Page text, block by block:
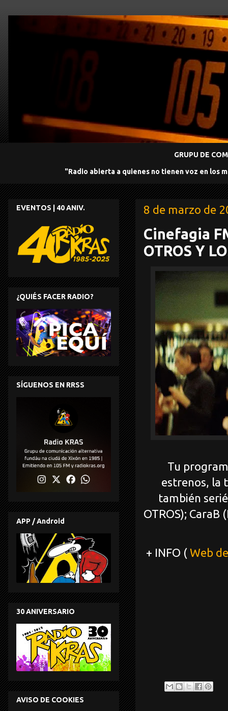
GRUPU DE
"Radio abierta a quienes no tienen voz en los
8 de marzo de
Cinefagia
OTROS Y
Tu
estrenos, la
también
OTROS); CaraB
+ INFO ( Web
EVENTOS | 40 ANIV.
¿QUIÉS FACER RADIO?
SÍGUENOS EN RRSS
APP / Android
30 ANIVERSARIO
AVISO DE COOKIES